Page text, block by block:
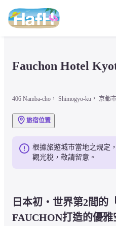
Fauchon Hotel
406 Namba-cho， Shimogyo-ku， 京都
旅宿位置
根據旅遊城市當地之規定
觀光稅，敬請留意。
日本初・世界第2間的
FAUCHON打造的優